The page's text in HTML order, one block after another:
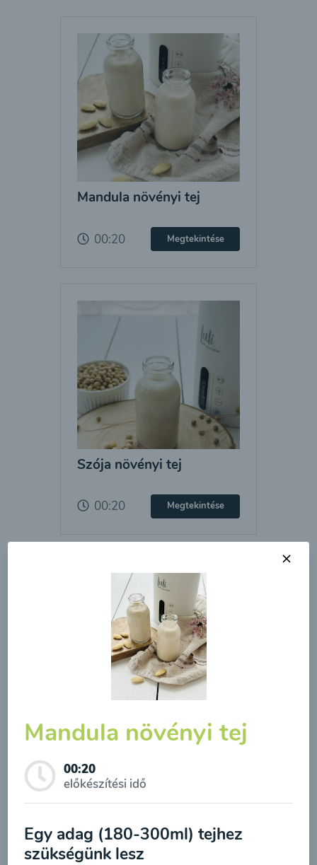
Mandula növényi tej
00:20 Megtekintése
Szója növényi tej
00:20 Megtekintése
Zab növényi tej
00:20
Mandula növényi tej
00:20
előkészítési idő
Egy adag (180-300ml) tejhez
szükségünk lesz
Feliratkozás a hírlevélre
A hírlevélre való feliratkozásom elküldésével
hozzájárulok a személyes adatok